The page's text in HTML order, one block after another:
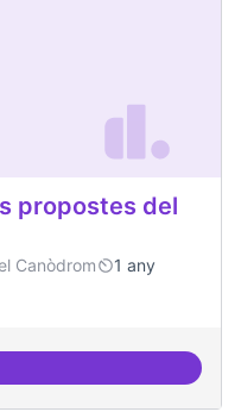
propostes del
Canòdrom
1 any
nos amb les